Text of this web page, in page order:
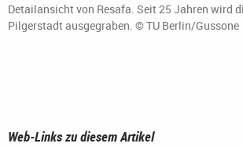
Detailansicht von Resafa. Seit 25 Jahren wird
Pilgerstadt ausgegraben. © TU Berlin/Gussone
Web-Links zu diesem Artikel